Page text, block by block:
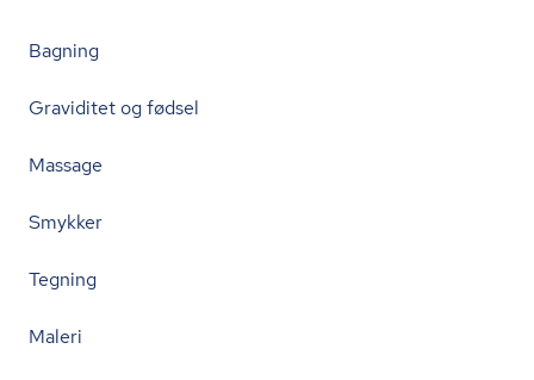
Bagning
Graviditet og fødsel
Massage
Smykker
Tegning
Maleri